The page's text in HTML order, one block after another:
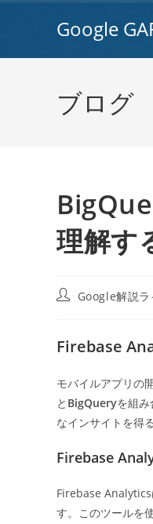
Google
ブログ
理解す
投
Google解説
Firebase
モバイルアプリの
と BigQueryを組
なインサイトを得
Firebase
Firebase Analytics
す。このツールを